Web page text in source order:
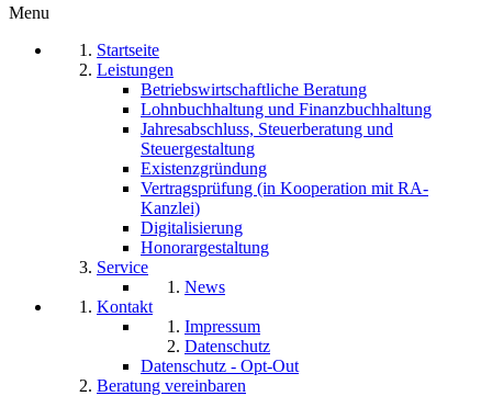
Menu
Startseite
Leistungen
Betriebswirtschaftliche Beratung
Lohnbuchhaltung und Finanzbuchhaltung
Jahresabschluss, Steuerberatung und
Steuergestaltung
Existenzgründung
Vertragsprüfung (in Kooperation mit RA-
Kanzlei)
Digitalisierung
Honorargestaltung
Service
News
Kontakt
Impressum
Datenschutz
Datenschutz - Opt-Out
Beratung vereinbaren